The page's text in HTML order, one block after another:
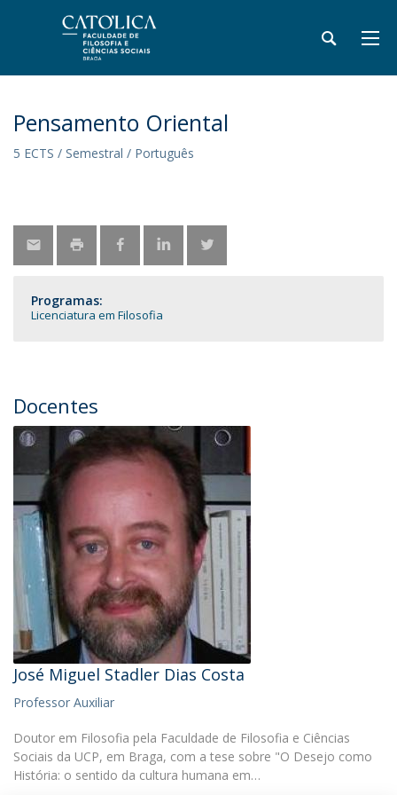
Pensamento Oriental
5 ECTS / Semestral / Português
Programas:
Licenciatura em Filosofia
Docentes
José Miguel Stadler Dias Costa
Professor Auxiliar
Doutor em Filosofia pela Faculdade de Filosofia e Ciências
Sociais da UCP, em Braga, com a tese sobre "O Desejo como
História: o sentido da cultura humana em…